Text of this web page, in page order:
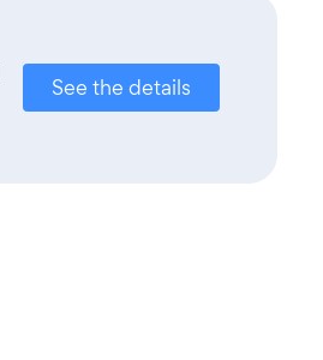
See the details